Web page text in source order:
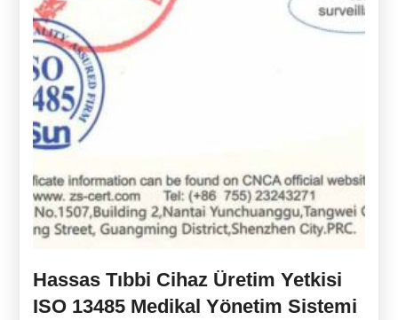
Hassas Tıbbi Cihaz Üretim Yetkisi
ISO 13485 Medikal Yönetim Sistemi